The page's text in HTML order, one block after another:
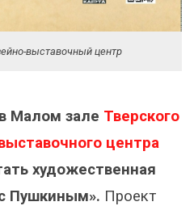
выставочный центр
Малом зале Тверского
центра
художественная
Пушкиным». Проект